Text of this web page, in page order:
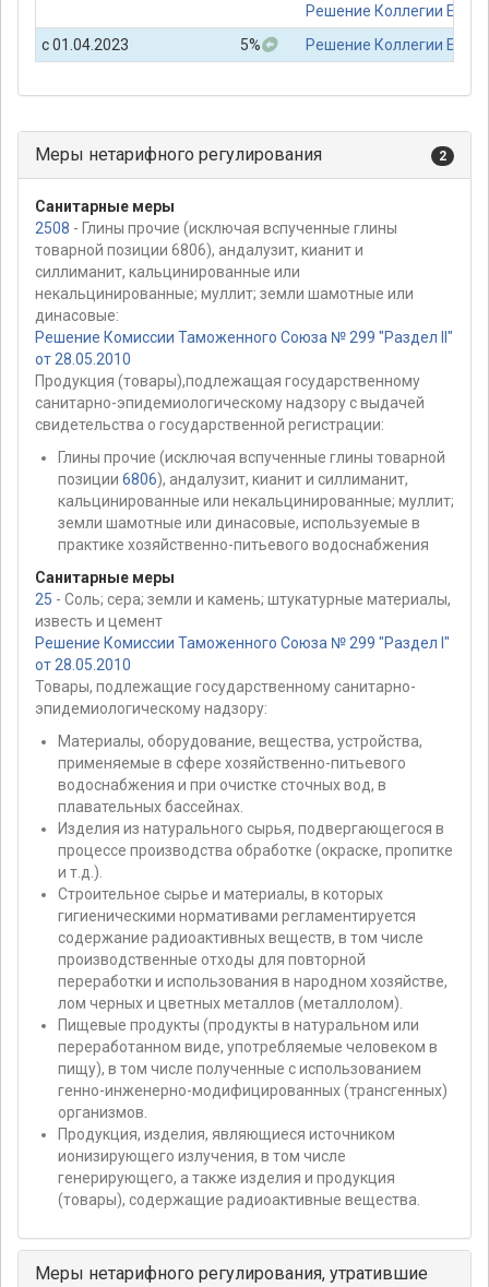
Решение Коллегии
с 01.04.2023
5% Решение Коллегии
Меры нетарифного регулирования 2
Санитарные меры
2508 - Глины прочие (исключая вспученные глины
товарной позиции 6806), андалузит, кианит и
силлиманит, кальцинированные или
некальцинированные; муллит; земли шамотные или
динасовые:
Решение Комиссии Таможенного Союза № 299 "Раздел II"
от 28.05.2010
Продукция (товары),подлежащая государственному
санитарно-эпидемиологическому надзору с выдачей
свидетельства о государственной регистрации:
Глины прочие (исключая вспученные глины товарной
позиции 6806), андалузит, кианит и силлиманит,
кальцинированные или некальцинированные; муллит;
земли шамотные или динасовые, используемые в
практике хозяйственно-питьевого водоснабжения
Санитарные меры
25 - Соль; сера; земли и камень; штукатурные материалы,
известь и цемент
Решение Комиссии Таможенного Союза № 299 "Раздел I"
от 28.05.2010
Товары, подлежащие государственному санитарно-
эпидемиологическому надзору:
Материалы, оборудование, вещества, устройства,
применяемые в сфере хозяйственно-питьевого
водоснабжения и при очистке сточных вод, в
плавательных бассейнах.
Изделия из натурального сырья, подвергающегося в
процессе производства обработке (окраске, пропитке
и т.д.).
Строительное сырье и материалы, в которых
гигиеническими нормативами регламентируется
содержание радиоактивных веществ, в том числе
производственные отходы для повторной
переработки и использования в народном хозяйстве,
лом черных и цветных металлов (металлолом).
Пищевые продукты (продукты в натуральном или
переработанном виде, употребляемые человеком в
пищу), в том числе полученные с использованием
генно-инженерно-модифицированных (трансгенных)
организмов.
Продукция, изделия, являющиеся источником
ионизирующего излучения, в том числе
генерирующего, а также изделия и продукция
(товары), содержащие радиоактивные вещества.
Меры нетарифного регулирования, утратившие